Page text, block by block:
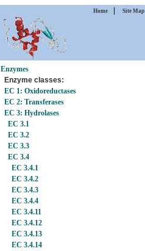
Home Site Map
Enzymes
Enzyme classes:
EC 1: Oxidoreductases
EC 2: Transferases
EC 3: Hydrolases
EC 3.1
EC 3.2
EC 3.3
EC 3.4
EC 3.4.1
EC 3.4.2
EC 3.4.3
EC 3.4.4
EC 3.4.11
EC 3.4.12
EC 3.4.13
EC 3.4.14